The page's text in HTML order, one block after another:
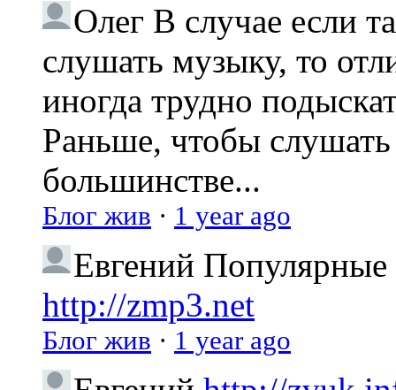
Олег В случае если
слушать музыку, то
иногда трудно
Раньше, чтобы слушать
большинстве...
Блог жив · 1 year ago
Евгений Популярные
http://zmp3.net
Блог жив · 1 year ago